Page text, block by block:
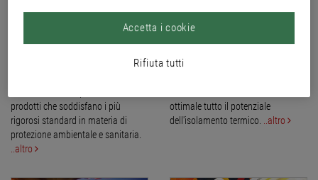
prodotti che soddisfano i più
rigorosi standard in materia di
protezione ambientale e sanitaria.
..altro
Isolamento perfetto
ottimale tutto il potenziale
dell'isolamento termico.
..altro
Rifiuta tutti
Accetta i cookie